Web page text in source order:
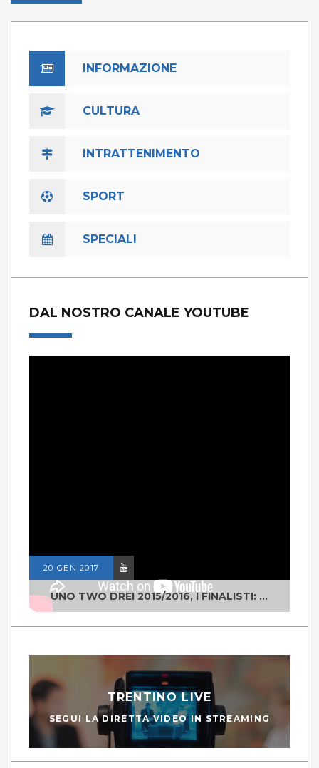
INFORMAZIONE
CULTURA
INTRATTENIMENTO
SPORT
SPECIALI
DAL NOSTRO CANALE YOUTUBE
20 GEN 2017
UNO TWO DREI 2015/2016, I FINALISTI: CLASSE IV ALS ISTITUTO "DEGASPERI" BORGO VALSUGANA
TRENTINO LIVE
SEGUI LA DIRETTA VIDEO IN STREAMING